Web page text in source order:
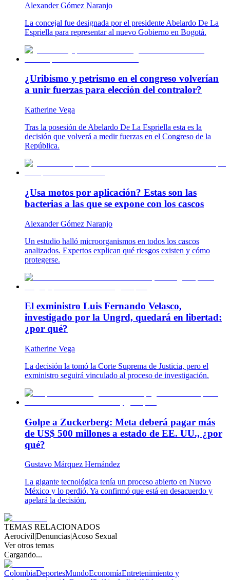
Alexander Gómez Naranjo
La concejal fue designada por el presidente Abelardo De La
Espriella para representar al nuevo Gobierno en Bogotá.
¿Uribismo y petrismo en el congreso volverían
a unir fuerzas para elección del contralor?
Katherine Vega
Tras la posesión de Abelardo De La Espriella esta es la
decisión que volverá a medir fuerzas en el Congreso de la
República.
¿Usa motos por aplicación? Estas son las
bacterias a las que se expone con los cascos
Alexander Gómez Naranjo
Un estudio halló microorganismos en todos los cascos
analizados. Expertos explican qué riesgos existen y cómo
protegerse.
El exministro Luis Fernando Velasco,
investigado por la Ungrd, quedará en libertad:
¿por qué?
Katherine Vega
La decisión la tomó la Corte Suprema de Justicia, pero el
exministro seguirá vinculado al proceso de investigación.
Golpe a Zuckerberg: Meta deberá pagar más
de US$ 500 millones a estado de EE. UU., ¿por
qué?
Gustavo Márquez Hernández
La gigante tecnológica tenía un proceso abierto en Nuevo
México y lo perdió. Ya confirmó que está en desacuerdo y
apelará la decisión.
TEMAS RELACIONADOS
Aerocivil|Denuncias|Acoso Sexual
Ver otros temas
Cargando...
ColombiaDeportesMundoEconomíaEntretenimiento y